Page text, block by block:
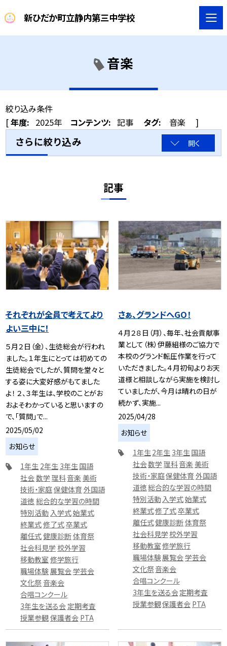
新ひだか町立静内第三中学校
音楽
絞り込み条件
[年度: 2025年 コンテンツ: 記事 タグ: 音楽 ]
さらに絞り込み 開く
記事
それぞれが全員で考えてより
よい三中に！
５月２日（金）、生徒総会が行われ
ました。１年生にとっては初めての
生徒総会でしたが、質問を堂々と
する姿に大変好感がもてました
よ！ ２、３年生は、学校のことがお
およそわかっていると思いますの
で、「質問」で...
2025/05/02
お知らせ
1年生 2年生 3年生 国語
社会数学 理科音楽 美術
技術・家庭保健体育 外国語
道徳 総合的な学習の時間
特別活動 入学式始業式
終業式修了式卒業式
離任式健康診断体育祭
社会科見学 校外学習
移動教室 修学旅行
職場体験 展覧会学芸会
文化祭音楽会
合唱コンクール
3年生を送る会 定期考査
授業参観保護者会 PTA
さぁ、グランドへGO！
４月２８日（月）、毎年、社会貢献事
業として（株）伊藤組様のご協力で
本校のグランド転圧作業を行って
いただきました。４月初旬よりお天
道様と相談しながら実施を検討し
ていましたが、今月は晴れの日が
続かず、実施...
2025/04/28
お知らせ
1年生 2年生 3年生 国語
社会数学 理科音楽 美術
技術・家庭保健体育 外国語
道徳総合的な学習の時間
特別活動 入学式始業式
終業式修了式卒業式
離任式健康診断体育祭
社会科見学 校外学習
移動教室修学旅行
職場体験展覧会学芸会
文化祭音楽会
合唱コンクール
3年生を送る会定期考査
授業参観保護者会 PTA